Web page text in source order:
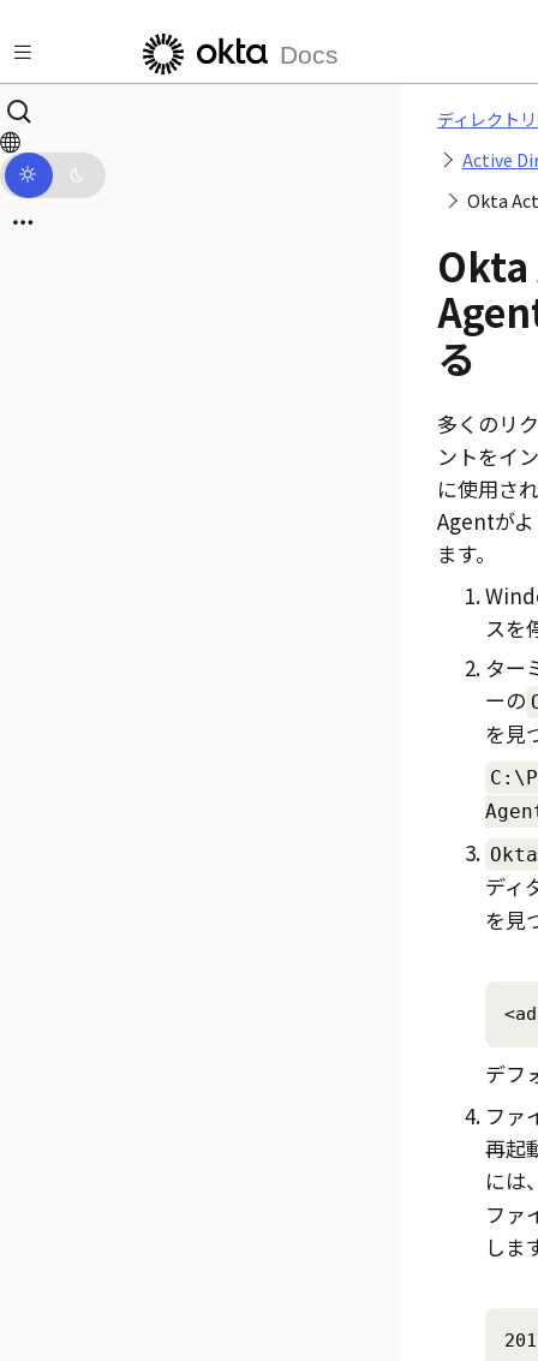
Docs
ディレクト
Active
Okta
Okta
る
多くのリ
ントをイ
に使用さ
Agentが
ます。
スを
ター
ーの
を見
ディ
を見
デフ
ファ
再起
には
ファ
しま